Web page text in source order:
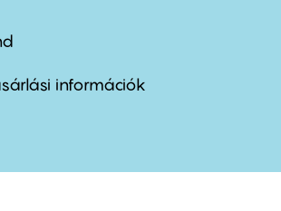
információk